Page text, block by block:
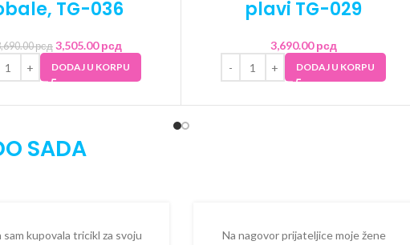
TG-036
рсд 3,505.00рсд
DODAJ U KORPU
plavi TG-029
3,690.00рсд
DODAJ U KORPU
SADA
sam kupovala tricikl za svoju
Na nagovor prijateljice moje žene